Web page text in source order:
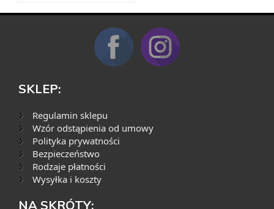
SKLEP:
Regulamin sklepu
Wzór odstąpienia od umowy
Polityka prywatności
Bezpieczeństwo
Rodzaje płatności
Wysyłka i koszty
NA SKRÓTY: